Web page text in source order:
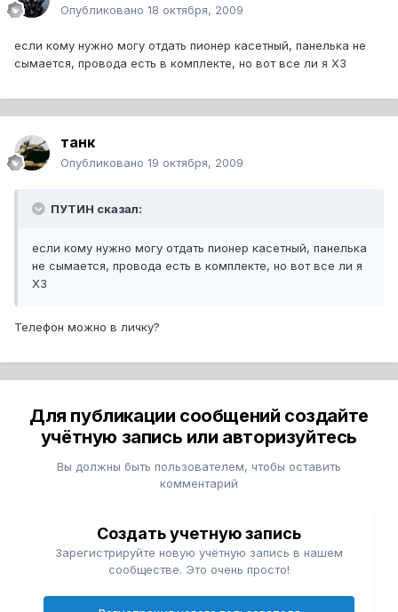
Опубликовано 18 октября, 2009
если кому нужно могу отдать пионер касетный, панелька не
сымается, провода есть в комплекте, но вот все ли я ХЗ
танк
Опубликовано 19 октября, 2009
ПУТИН сказал:
если кому нужно могу отдать пионер касетный, панелька
не сымается, провода есть в комплекте, но вот все ли я
ХЗ
Телефон можно в личку?
Для публикации сообщений создайте
учётную запись или авторизуйтесь
Вы должны быть пользователем, чтобы оставить
комментарий
Создать учетную запись
Зарегистрируйте новую учётную запись в нашем
сообществе. Это очень просто!